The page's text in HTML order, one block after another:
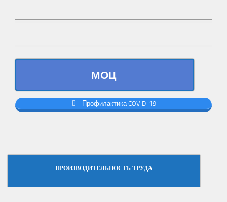
МОЦ
Профилактика COVID-19
ПРОИЗВОДИТЕЛЬНОСТЬ ТРУДА